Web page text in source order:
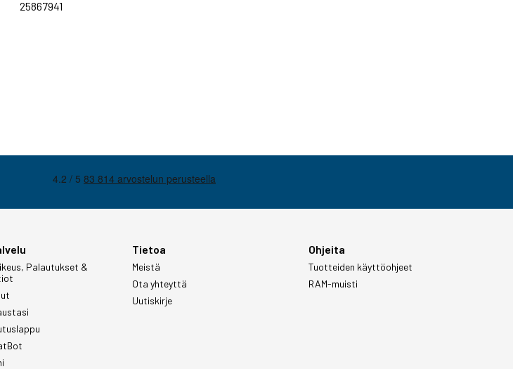
25867941
Palautukset &
Tietoa
Meistä
Ota yhteyttä
Uutiskirje
Ohjeita
Tuotteiden käyttöohjeet
RAM-muisti